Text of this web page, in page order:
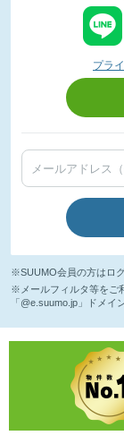
プラ
※SUUMO会員の方はロ
※メールフィルタ等をご
「@e.suumo.jp」ドメイ